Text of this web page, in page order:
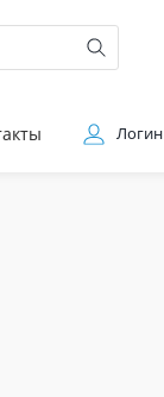
Логин